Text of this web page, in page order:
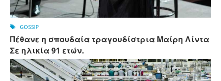
GOSSIP
Πέθανε η σπουδαία τραγουδίστρια Μαίρη Λίντα
Σε ηλικία 91 ετών.